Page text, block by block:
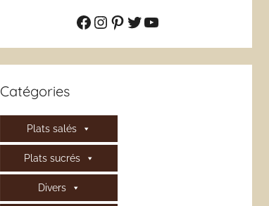
Facebook
Instagram
Pinterest
Twitter
YouTube
Catégories
Plats salés
Plats sucrés
Divers